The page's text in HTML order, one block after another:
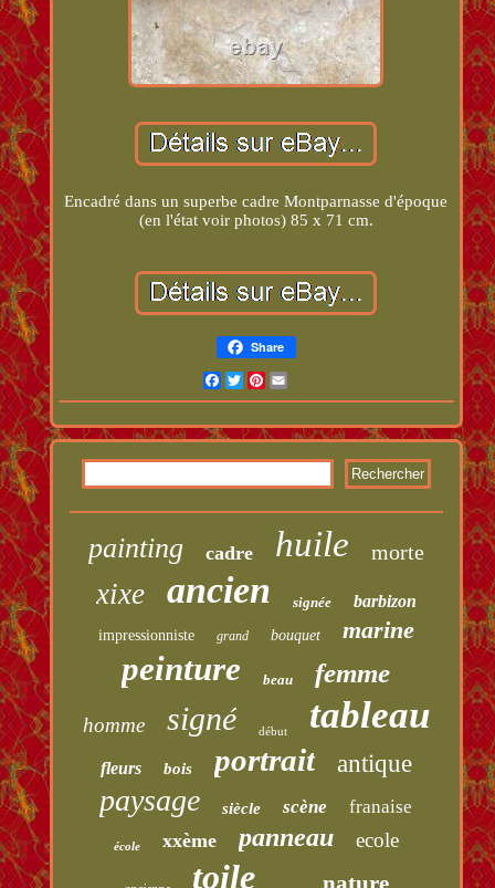
Encadré dans un superbe cadre Montparnasse d'époque
(en l'état voir photos) 85 x 71 cm.
Share
Facebook
TwitterPinterest
painting cadre huile morte
xixe ancien signée barbizon
impressionniste grand bouquet marine
peinture beau femme
homme signé début tableau
fleurs bois portrait antique
paysage siècle scène franaise
école xxème panneau ecole
toile